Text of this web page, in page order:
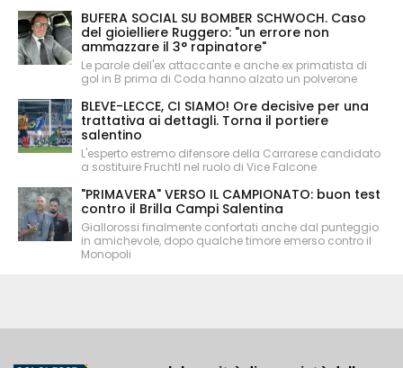
BUFERA SOCIAL SU BOMBER SCHWOCH. Caso
del gioielliere Ruggero: "un errore non
ammazzare il 3° rapinatore"
Le parole dell'ex attaccante e anche ex primatista di
gol in B prima di Coda hanno alzato un polverone
BLEVE-LECCE, CI SIAMO! Ore decisive per una
trattativa ai dettagli. Torna il portiere
salentino
L'esperto estremo difensore della Carrarese candidato
a sostituire Fruchtl nel ruolo di Vice Falcone
"PRIMAVERA" VERSO IL CAMPIONATO: buon test
contro il Brilla Campi Salentina
Giallorossi finalmente confortati anche dal punteggio
in amichevole, dopo qualche timore emerso contro il
Monopoli